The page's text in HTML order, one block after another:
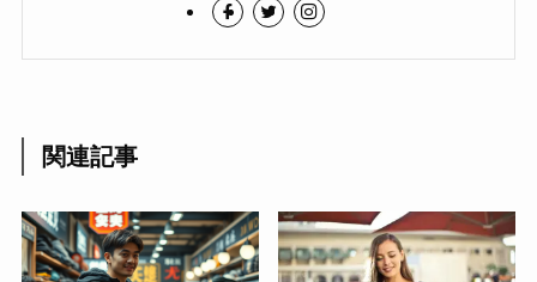
関連記事